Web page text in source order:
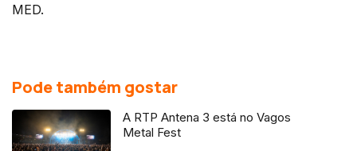
MED.
Pode também gostar
A RTP Antena 3 está no Vagos
Metal Fest